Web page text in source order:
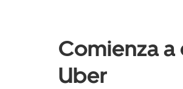
Comienza
Uber